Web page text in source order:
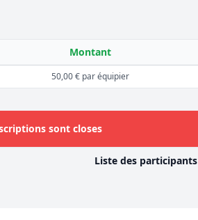
Montant
50,00 € par équipier
sont closes
Liste des participants